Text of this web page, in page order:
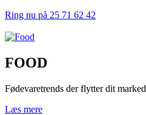
Ring nu på 25 71 62 42
FOOD
Fødevaretrends der flytter dit marked
Læs mere